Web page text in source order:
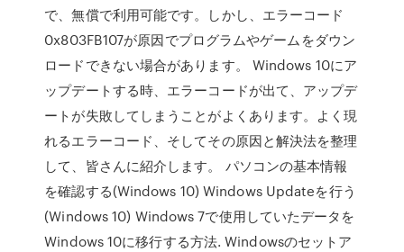
で、無償で利用可能です。しかし、エラーコード
0x803FB107が原因でプログラムやゲームをダウン
ロードできない場合があります。 Windows 10にア
ップデートする時、エラーコードが出て、アップデ
ートが失敗してしまうことがよくあります。よく現
れるエラーコード、そしてその原因と解決法を整理
して、皆さんに紹介します。 パソコンの基本情報
を確認する(Windows 10) Windows Updateを行う
(Windows 10) Windows 7で使用していたデータを
Windows 10に移行する方法. Windowsのセットア